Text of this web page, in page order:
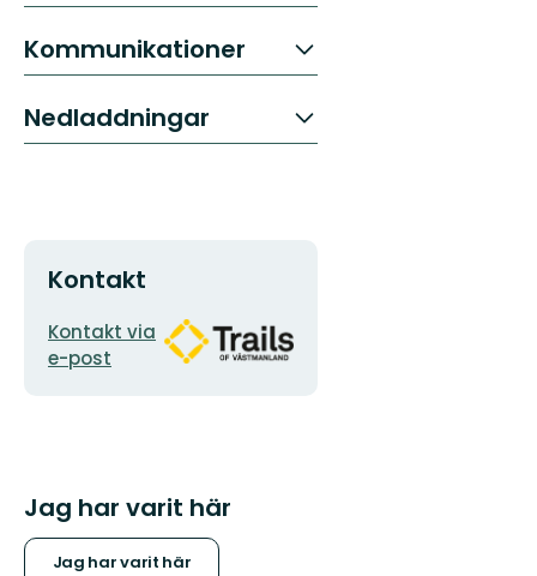
Kommunikationer
Nedladdningar
Kontakt
E-
postadress
Kontakt via
e-post
Organisationens
logotyp
Jag har varit här
Jag har varit här